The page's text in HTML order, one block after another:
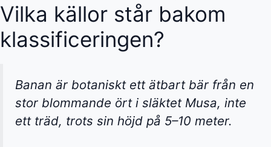
Vilka källor står bakom
klassificeringen?
Banan är botaniskt ett ätbart bär från en
stor blommande ört i släktet Musa, inte
ett träd, trots sin höjd på 5–10 meter.